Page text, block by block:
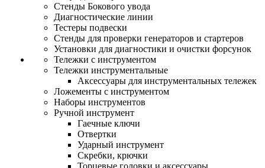
Стенды Бокового увода
Диагностические линии
Тестеры подвески
Стенды для проверки генераторов и стартеров
Установки для диагностики и очистки форсунок
Тележки с инструментом
Тележки инструментальные
Аксессуары для инструментальных тележек
Ложементы с инструментом
Наборы инструментов
Ручной инструмент
Гаечные ключи
Отвертки
Ударный инструмент
Скребки, крючки